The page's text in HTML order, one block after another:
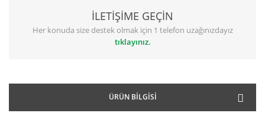
İLETİŞİME GEÇİN
Her konuda size destek olmak için 1 telefon uzağınızdayız
tıklayınız.
ÜRÜN BILGISI